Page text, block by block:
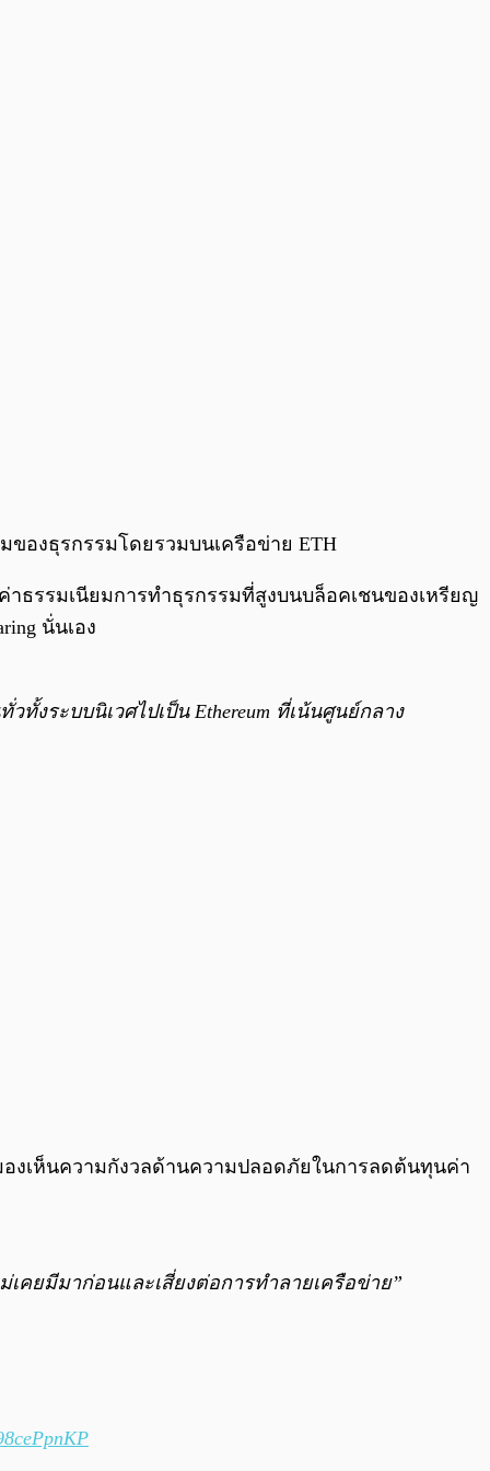
0:00
ของธุรกรรมโดยรวมบนเครือข่าย ETH
ค่าธรรมเนียมการทำธุรกรรมที่สูงบนบล็อคเชนของเหรียญ
นั่นเอง
งระบบนิเวศไปเป็น Ethereum ที่เน้นศูนย์กลาง
งเห็นความกังวลด้านความปลอดภัยในการลดต้นทุนค่า
เคยมีมาก่อนและเสี่ยงต่อการทำลายเครือข่าย”